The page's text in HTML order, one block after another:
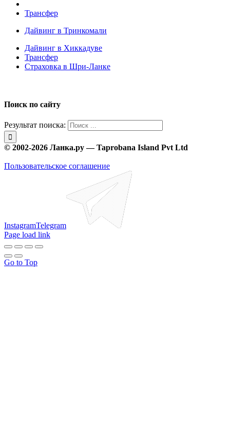
Трансфер
Дайвинг в Тринкомали
Дайвинг в Хиккадуве
Трансфер
Страховка в Шри-Ланке
Поиск по сайту
Результат поиска:
© 2002-2026 Ланка.ру — Taprobana Island Pvt Ltd
Пользовательское соглашение
InstagramTelegram
Page load link
Go to Top